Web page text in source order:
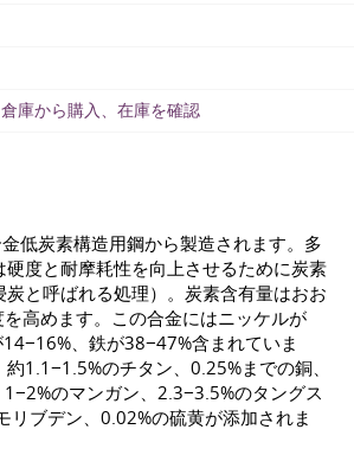
倉庫から購入、在庫を確認
低炭素構造用鋼から製造されます。多
硬度と耐摩耗性を向上させるために炭素
と呼ばれる処理）。炭素含有量はおお
高めます。この合金にはニッケルが
、鉄が38−47%含まれていま
1.1−1.5%のチタン、0.25%までの銅、
のマンガン、2.3−3.5%のタングス
リブデン、0.02%の硫黄が添加されま